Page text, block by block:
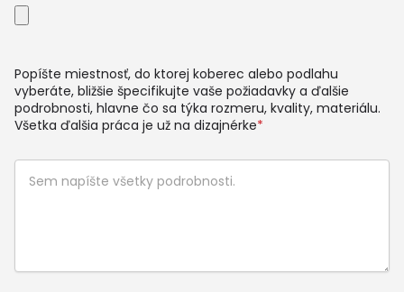
Popíšte miestnosť, do ktorej koberec alebo podlahu
vyberáte, bližšie špecifikujte vaše požiadavky a ďalšie
podrobnosti, hlavne čo sa týka rozmeru, kvality, materiálu.
Všetka ďalšia práca je už na dizajnérke*